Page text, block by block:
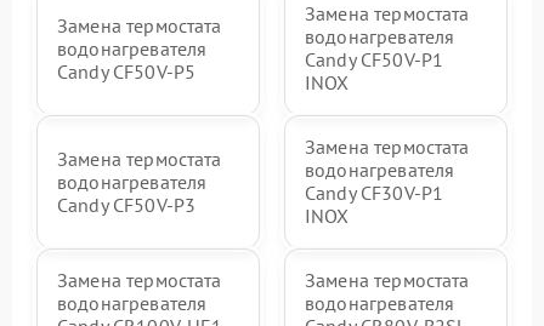
Замена термостата
водонагревателя
Candy CF50V-P5
Замена термостата
водонагревателя
Candy CF50V-P1
INOX
Замена термостата
водонагревателя
Candy CF50V-P3
Замена термостата
водонагревателя
Candy CF30V-P1
INOX
Замена термостата
водонагревателя
Замена термостата
водонагревателя